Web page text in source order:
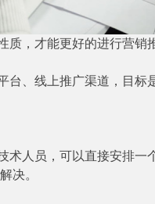
质，才能更好的进行营销
、线上推广渠道，目标
人员，可以直接安排一
决。